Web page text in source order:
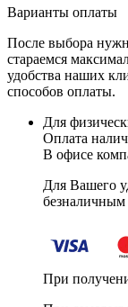
Варианты оплаты
После выбора
стараемся
удобства наших
способов оплаты.
Для
Оплата
В офисе
Для Вашего
При